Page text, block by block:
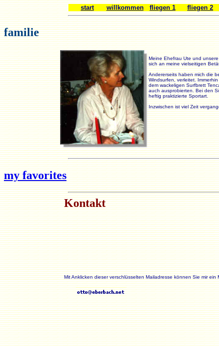
start willkommen fliegen 1 fliegen 2
familie
Meine Ehefrau Ute und
sich an meine vielseitigen
Andererseits haben mich die
Windsurfen, verleitet.
dem wackeligen Surfbrett
auch ausprobierten. Bei den
heftig praktizierte Sportart.
Inzwischen ist viel Zeit
my favorites
Kontakt
Mit Anklicken dieser verschlüsselten Mailadresse können Sie mir